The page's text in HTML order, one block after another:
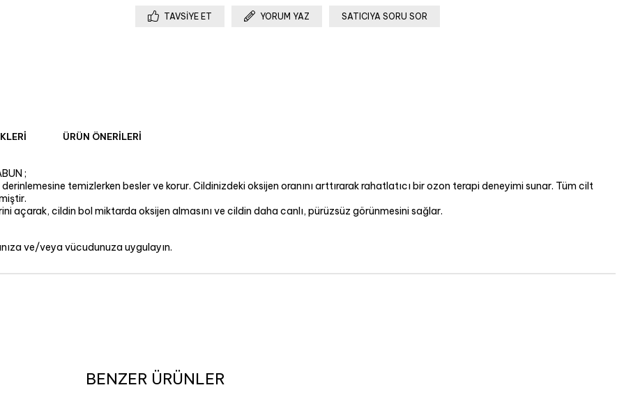
TAVSIYE ET YORUM YAZ SATICIYA SORU SOR
ÜRÜN ÖNERILERI
;
temizlerken besler ve korur. Cildinizdeki oksijen oranını arttırarak rahatlatıcı bir ozon terapi deneyimi sunar. Tüm cilt
açarak, cildin bol miktarda oksijen almasını ve cildin daha canlı, pürüzsüz görünmesini sağlar.
ve/veya vücudunuza uygulayın.
BENZER ÜRÜNLER